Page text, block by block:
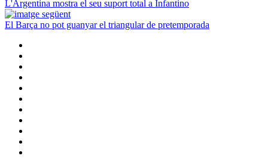
L'Argentina mostra el seu suport total a Infantino
El Barça no pot guanyar el triangular de pretemporada